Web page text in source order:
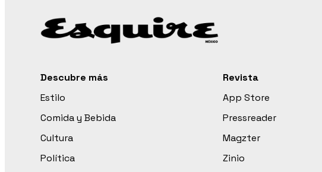
Descubre más
Estilo
Comida y Bebida
Cultura
Política
Revista
App Store
Pressreader
Magzter
Zinio